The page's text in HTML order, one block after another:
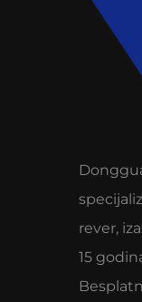
rever,
15